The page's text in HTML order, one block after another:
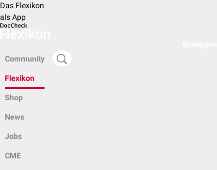
Das Flexikon
als App
Community
Flexikon
Shop
News
Jobs
CME